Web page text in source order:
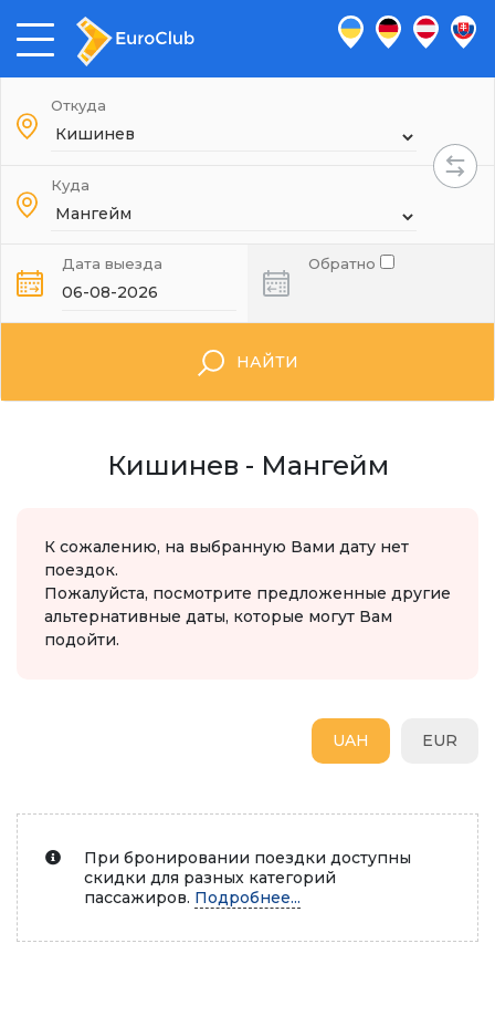
Откуда
Куда
Дата выезда Обратно
НАЙТИ
Кишинев - Мангейм
К сожалению, на выбранную Вами дату нет
поездок.
Пожалуйста, посмотрите предложенные другие
альтернативные даты, которые могут Вам
подойти.
EUR
UAH
При бронировании поездки доступны
скидки для разных категорий
пассажиров. Подробнее...